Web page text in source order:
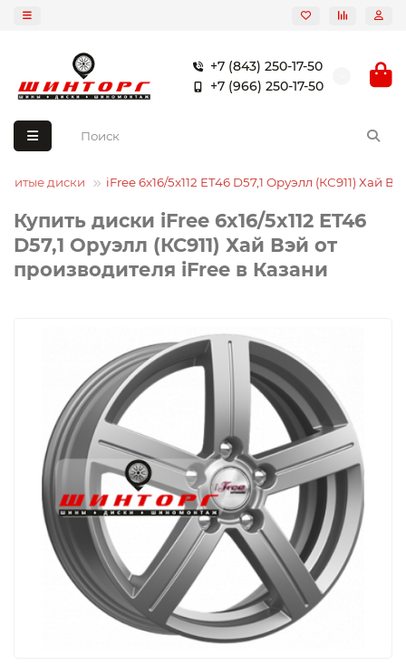
+7 (843) 250-17-50
+7 (966) 250-17-50
Литые диски iFree 6x16/5x112 ET46 D57,1 Оруэлл (КС911) Хай
Купить диски iFree 6x16/5x112 ET46
D57,1 Оруэлл (КС911) Хай Вэй от
производителя iFree в Казани